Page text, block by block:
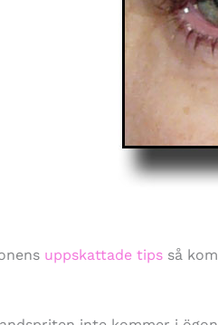
uppskattade tips så